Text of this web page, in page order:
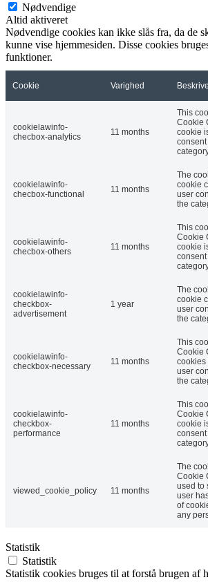
Nødvendige
Altid aktiveret
Nødvendige cookies kan ikke slås fra, da de
kunne vise hjemmesiden. Disse cookies
funktioner.
Cookie Varighed
cookielawinfo-
checbox-analytics
11 months
This
Cookie
cookie
cookielawinfo-
checbox-functional
11 months
The
cookie
user
the
cookielawinfo-
checbox-others
11 months
This
Cookie
cookie
cookielawinfo-
checkbox-
advertisement
1 year
The
cookie
user
the
cookielawinfo-
checkbox-necessary
11 months
This
Cookie
cookies
user
the
cookielawinfo-
checkbox-
performance
11 months
This
Cookie
cookie
viewed_cookie_policy 11 months
The
Cookie
used to
user
of
any
Statistik
Statistik
Statistik cookies bruges til at forstå brugen af